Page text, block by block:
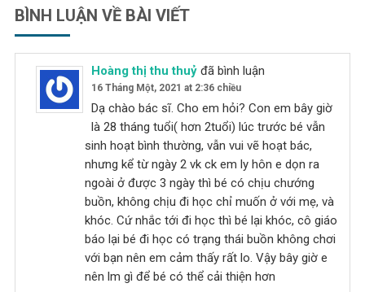
BÌNH LUẬN VỀ BÀI VIẾT
Hoàng thị thu thuỷ đã bình luận
16 Tháng Một, 2021 at 2:36 chiều
Dạ chào bác sĩ. Cho em hỏi? Con em bây giờ
là 28 tháng tuổi( hơn 2tuổi) lúc trước bé vẫn
sinh hoạt bình thường, vẫn vui vẽ hoạt bác,
nhưng kể từ ngày 2 vk ck em ly hôn e dọn ra
ngoài ở được 3 ngày thì bé có chịu chướng
buồn, không chịu đi học chỉ muốn ở với mẹ, và
khóc. Cứ nhắc tới đi học thì bé lại khóc, cô giáo
báo lại bé đi học có trạng thái buồn không chơi
với bạn nên em cảm thấy rất lo. Vậy bây giờ e
nên lm gì để bé có thể cải thiện hơn